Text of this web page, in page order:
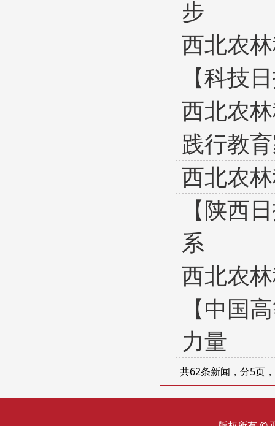
步
西北农
【科技
西北农
践行教
西北农
【陕西
系
西北农
【中国
力量
共62条新闻，分5页